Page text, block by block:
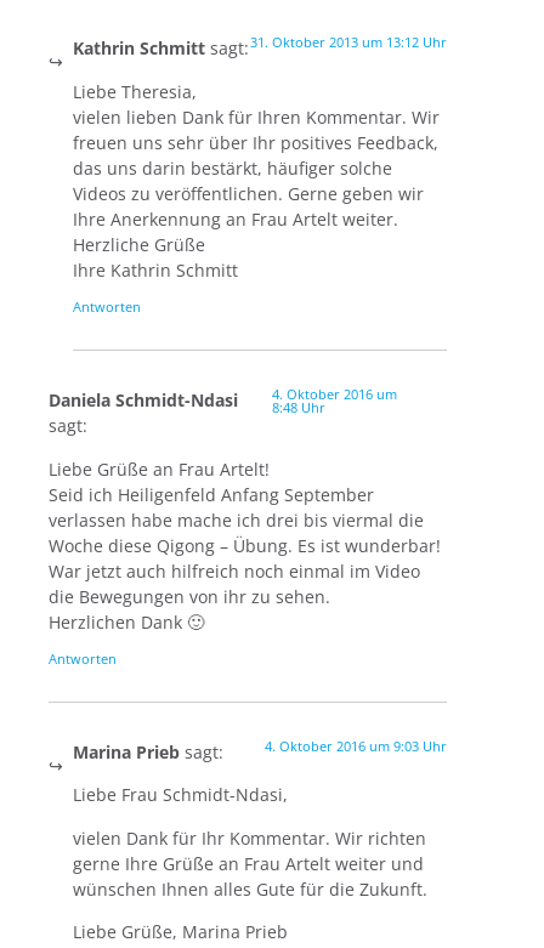
Kathrin Schmitt sagt:31. Oktober 2013 um 13:12 Uhr
Liebe Theresia,
vielen lieben Dank für Ihren Kommentar. Wir
freuen uns sehr über Ihr positives Feedback,
das uns darin bestärkt, häufiger solche
Videos zu veröffentlichen. Gerne geben wir
Ihre Anerkennung an Frau Artelt weiter.
Herzliche Grüße
Ihre Kathrin Schmitt
Antworten
Daniela Schmidt-Ndasi
sagt:
4. Oktober 2016 um
8:48 Uhr
Liebe Grüße an Frau Artelt!
Seid ich Heiligenfeld Anfang September
verlassen habe mache ich drei bis viermal die
Woche diese Qigong – Übung. Es ist wunderbar!
War jetzt auch hilfreich noch einmal im Video
die Bewegungen von ihr zu sehen.
Herzlichen Dank 🙂
Antworten
Marina Prieb sagt: 4. Oktober 2016 um 9:03 Uhr
Liebe Frau Schmidt-Ndasi,
vielen Dank für Ihr Kommentar. Wir richten
gerne Ihre Grüße an Frau Artelt weiter und
wünschen Ihnen alles Gute für die Zukunft.
Liebe Grüße, Marina Prieb